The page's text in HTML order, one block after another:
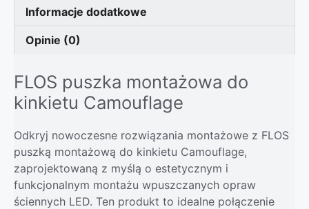
Informacje dodatkowe
Opinie (0)
FLOS puszka montażowa do
kinkietu Camouflage
Odkryj nowoczesne rozwiązania montażowe z FLOS
puszką montażową do kinkietu Camouflage,
zaprojektowaną z myślą o estetycznym i
funkcjonalnym montażu wpuszczanych opraw
ściennych LED. Ten produkt to idealne połączenie